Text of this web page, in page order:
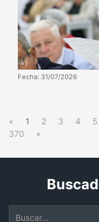
Fecha: 31/07/2026
« 1 2 3 4 5
370
»